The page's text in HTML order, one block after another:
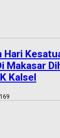
Makasar
Kalsel
169